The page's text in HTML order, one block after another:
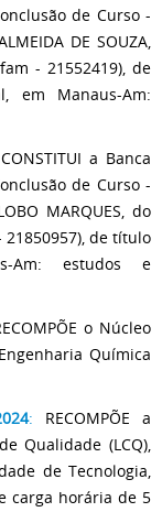
de Curso -
DE SOUZA,
- 21552419), de
em Manaus-Am:
CONSTITUI a Banca
de Curso -
MARQUES, do
de título
Am: estudos e
o Núcleo
Química
: RECOMPÕE a
Qualidade (LCQ),
de Tecnologia,
carga horária de 5